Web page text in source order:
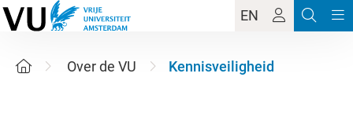
EN
Over de VU Kennisveiligheid